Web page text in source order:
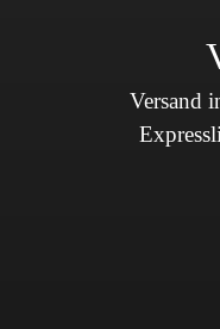
Versand